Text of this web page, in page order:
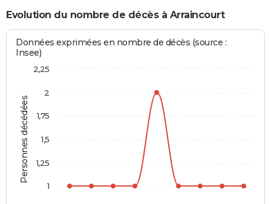
Evolution du nombre de décès à Arraincourt
Personnes décédées
Données exprimées en nombre de décès (source :
Insee)
1
1,25
1,5
1,75
2
2,25